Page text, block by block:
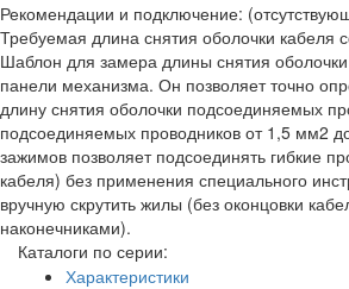
Рекомендации и подключение:
Требуемая длина снятия оболочки кабеля
Шаблон для замера длины снятия
панели механизма. Он позволяет точно
длину снятия оболочки подсоединяемых
подсоединяемых проводников от 1,5 мм2
зажимов позволяет подсоединять гибкие
кабеля) без применения специального
вручную скрутить жилы (без оконцовки
наконечниками).
Каталоги по серии:
Характеристики